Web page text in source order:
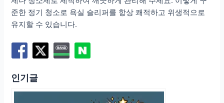
준한 정기 청소로 욕실 슬리퍼를 항상 쾌적하고 위생적으로
유지할 수 있습니다.
인기글